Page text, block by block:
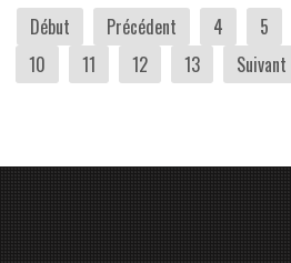
Début Précédent 4 5
10
11 12 13 Suivant